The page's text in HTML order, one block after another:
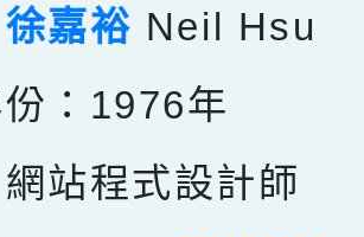
徐嘉裕 Neil Hsu
：1976年
站程式設計師